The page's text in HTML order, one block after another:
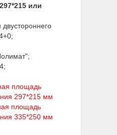
или
площадь
297*215 мм
площадь
335*250 мм